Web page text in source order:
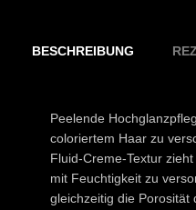
BESCHREIBUNG
Peelende
coloriertem Haar zu
Fluid-Creme-Textur
mit Feuchtigkeit zu
gleichzeitig die Porosität